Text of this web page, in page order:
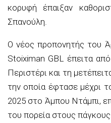
κορυφή έπαιξαν
Σπανούλη.
Ο νέος προπονητής του
Stoiximan GBL έπειτα
Περιστέρι και τη
την οποία έφτασε μέχρι
2025 στο Άμπου Ντάμπι,
του πορεία στους πάγκους.